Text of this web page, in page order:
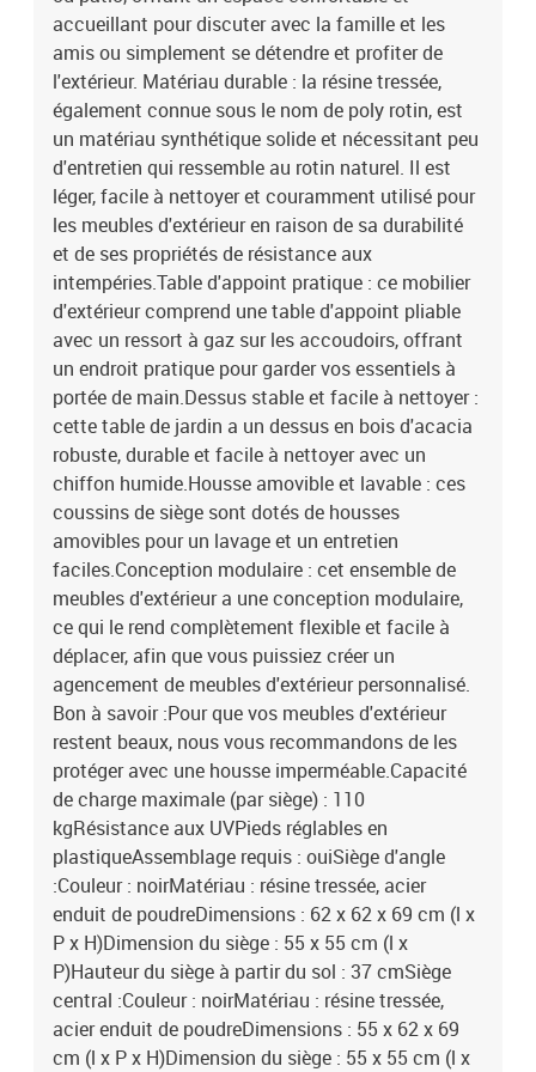
cmDimensions de la table d'appoint : 25 x 23 cm (L x l)Table
:Couleur : noirMatériau : résine tressée, acier enduit de poudre,
bois d'acacia massif avec finition à l'huileDimensions : 55 x 55 x
37 cm (L x l x H)Coussin :Couleur : noirMatériau de la couverture :
tissu (100 % polyester)Matériau de remplissage du coussin de
siège : mousseMatériau de remplissage du coussin de dossier :
fibre de cotonDimensions du coussin de siège : 55 x 55 x 3 cm (l x
P x é)Dimensions du coussin de dossier : 55 x 45 x 13 cm (L x l x
é)La livraison contient :1 x canapé d'angle6 x siège central4 x
canapé avec accoudoirs1 x table de jardin12 x coussin de
dossier11 x coussin de siège avec housse amovible et lavable
accueillant pour discuter avec la famille et les
amis ou simplement se détendre et profiter de
l'extérieur. Matériau durable : la résine tressée,
également connue sous le nom de poly rotin, est
un matériau synthétique solide et nécessitant peu
d'entretien qui ressemble au rotin naturel. Il est
léger, facile à nettoyer et couramment utilisé pour
les meubles d'extérieur en raison de sa durabilité
et de ses propriétés de résistance aux
intempéries.Table d'appoint pratique : ce mobilier
d'extérieur comprend une table d'appoint pliable
avec un ressort à gaz sur les accoudoirs, offrant
un endroit pratique pour garder vos essentiels à
portée de main.Dessus stable et facile à nettoyer :
cette table de jardin a un dessus en bois d'acacia
robuste, durable et facile à nettoyer avec un
chiffon humide.Housse amovible et lavable : ces
coussins de siège sont dotés de housses
amovibles pour un lavage et un entretien
faciles.Conception modulaire : cet ensemble de
meubles d'extérieur a une conception modulaire,
ce qui le rend complètement flexible et facile à
déplacer, afin que vous puissiez créer un
agencement de meubles d'extérieur personnalisé.
Bon à savoir :Pour que vos meubles d'extérieur
restent beaux, nous vous recommandons de les
protéger avec une housse imperméable.Capacité
de charge maximale (par siège) : 110
kgRésistance aux UVPieds réglables en
plastiqueAssemblage requis : ouiSiège d'angle
:Couleur : noirMatériau : résine tressée, acier
enduit de poudreDimensions : 62 x 62 x 69 cm (l x
P x H)Dimension du siège : 55 x 55 cm (l x
P)Hauteur du siège à partir du sol : 37 cmSiège
central :Couleur : noirMatériau : résine tressée,
acier enduit de poudreDimensions : 55 x 62 x 69
cm (l x P x H)Dimension du siège : 55 x 55 cm (l x